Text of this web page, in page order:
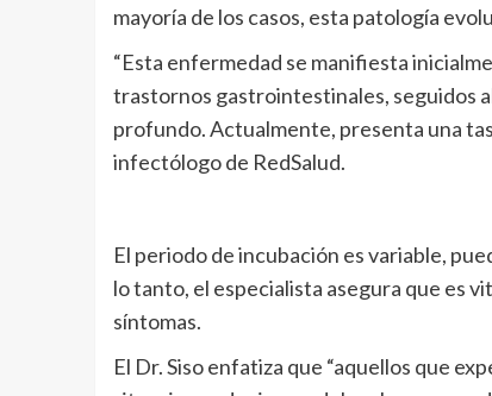
mayoría de los casos, esta patología
“Esta enfermedad se manifiesta
trastornos gastrointestinales, seguidos
profundo. Actualmente, presenta una
infectólogo de RedSalud.
El periodo de incubación es variable,
lo tanto, el especialista asegura que es
síntomas.
El Dr. Siso enfatiza que “aquellos que